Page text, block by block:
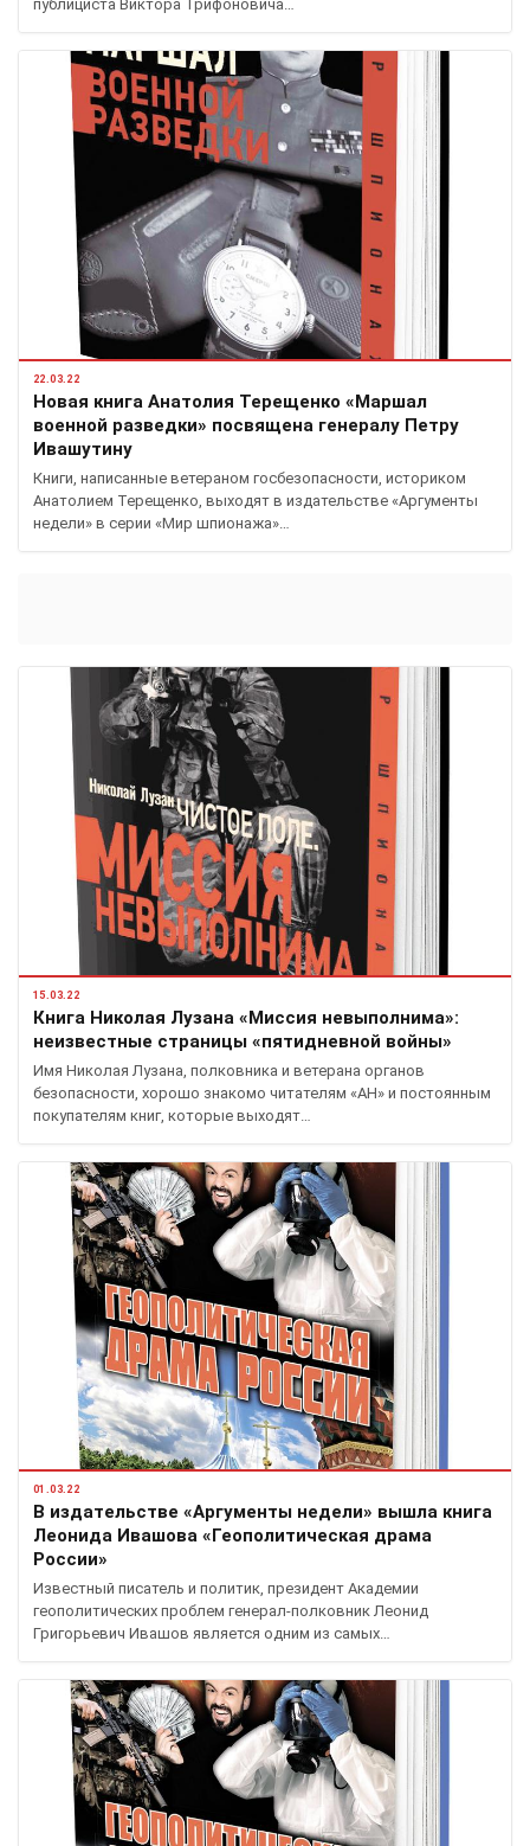
публициста Виктора Трифоновича…
22.03.22
Новая книга Анатолия Терещенко «Маршал
военной разведки» посвящена генералу Петру
Ивашутину
Книги, написанные ветераном госбезопасности, историком
Анатолием Терещенко, выходят в издательстве «Аргументы
недели» в серии «Мир шпионажа»…
15.03.22
Книга Николая Лузана «Миссия невыполнима»:
неизвестные страницы «пятидневной войны»
Имя Николая Лузана, полковника и ветерана органов
безопасности, хорошо знакомо читателям «АН» и постоянным
покупателям книг, которые выходят…
01.03.22
В издательстве «Аргументы недели» вышла книга
Леонида Ивашова «Геополитическая драма
России»
Известный писатель и политик, президент Академии
геополитических проблем генерал-полковник Леонид
Григорьевич Ивашов является одним из самых…